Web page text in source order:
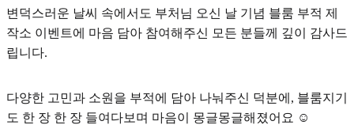
변덕스러운 날씨 속에서도 부처님 오신 날 기념 블룸 부적 제
작소 이벤트에 마음 담아 참여해주신 모든 분들께 깊이 감사드
립니다.
다양한 고민과 소원을 부적에 담아 나눠주신 덕분에, 블룸지기
도 한 장 한 장 들여다보며 마음이 몽글몽글해졌어요 ☺️